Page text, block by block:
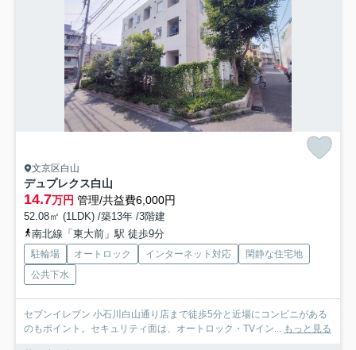
文京区白山
デュプレクス白山
14.7万円 管理/共益費6,000円
52.08㎡ (1LDK) /築13年 /3階建
南北線「東大前」駅 徒歩9分
駐輪場 オートロック インターネット対応
閑静な住宅地
公共下水
セブンイレブン 小石川白山通り店まで徒歩5分と近場にコンビニがある
のもポイント。セキュリティ面は、オートロック・TVイン... もっと見る